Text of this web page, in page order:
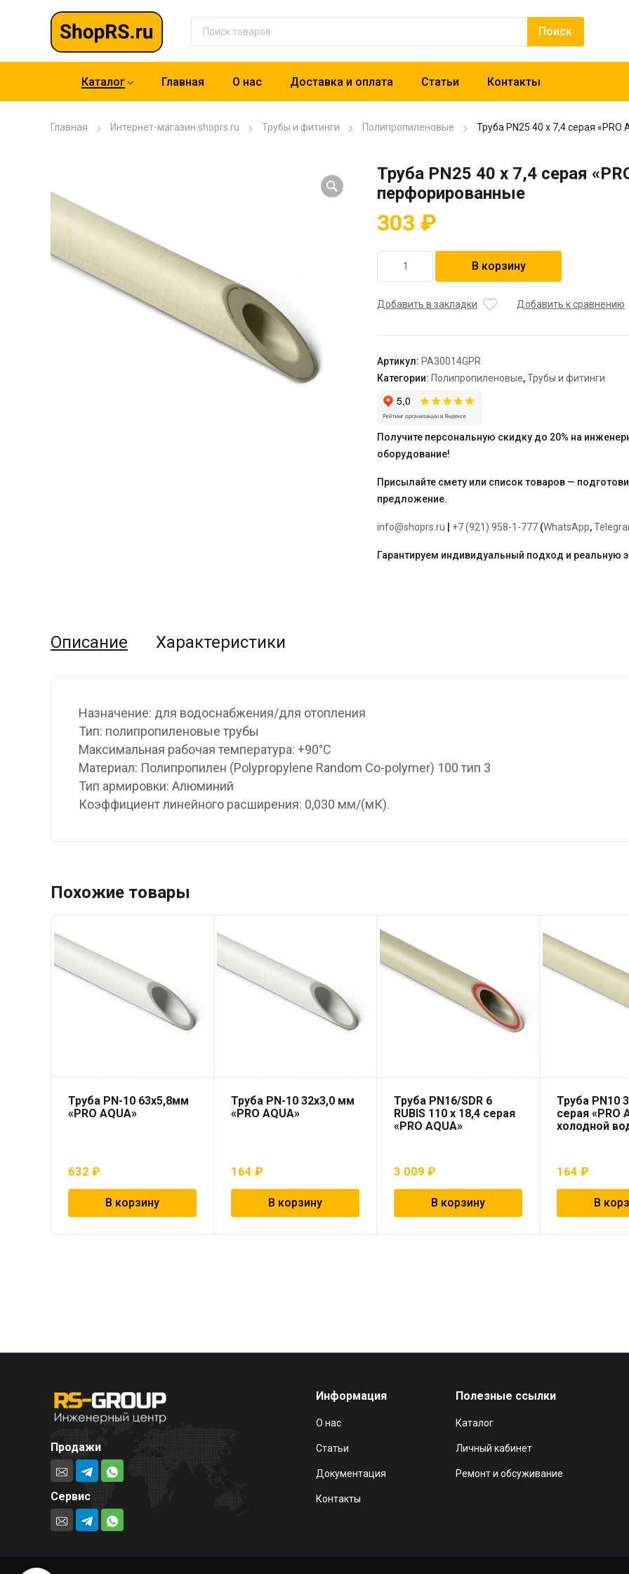
Каталог Главная О нас Доставка и оплата Статьи Контакты
Главная Интернет-магазин shoprs.ru Трубы и фитинги Полипропиленовые Труба PN25 40 x 7,4 серая
Труба PN25 40 x 7,4 серая
перфорированные
303 ₽
товара
PN25
серая
"PRO
AQUA"
перфорированные
В корзину
Добавить в закладки Добавить к сравнению
Артикул: PA30014GPR
Категории: Полипропиленовые,Трубы и фитинги
Получите персональную скидку до 20% на
оборудование!
Присылайте смету или список товаров —
предложение.
info@shoprs.ru +7 (921) 958-1-777 (WhatsApp,
Гарантируем индивидуальный подход и реальную
Описание Характеристики
Назначение: для водоснабжения/для отопления
Тип: полипропиленовые трубы
Максимальная рабочая температура: +90°С
Материал: Полипропилен (Polypropylene Random Co-polymer) 100 тип 3
Тип армировки: Алюминий
Коэффициент линейного расширения: 0,030 мм/(мК).
Похожие товары
Труба PN-10 63х5,8мм
«PRO AQUA»
632 ₽
В корзину
Труба PN-10 32х3,0 мм
«PRO AQUA»
164₽
В корзину
Труба PN16/SDR 6
RUBIS 110 x 18,4 серая
«PRO AQUA»
3 009₽
В корзину
Труба PN10
серая «PRO
холодной
164₽
В
Продажи
Сервис
Информация
О нас
Статьи
Документация
Контакты
Полезные ссылки
Каталог
Личный кабинет
Ремонт и обсуживание